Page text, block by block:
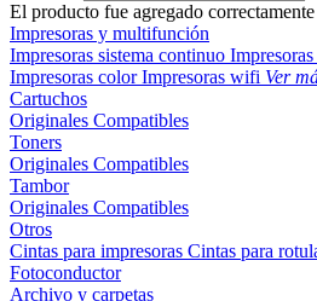
El producto fue agregado correctamente
Impresoras y multifunción
Impresoras sistema continuo
Impresoras colorImpresoras wifi Ver
Cartuchos
Originales Compatibles
Toners
Originales Compatibles
Tambor
Originales Compatibles
Otros
Cintas para impresoras Cintas para
Fotoconductor
Archivo y carpetas